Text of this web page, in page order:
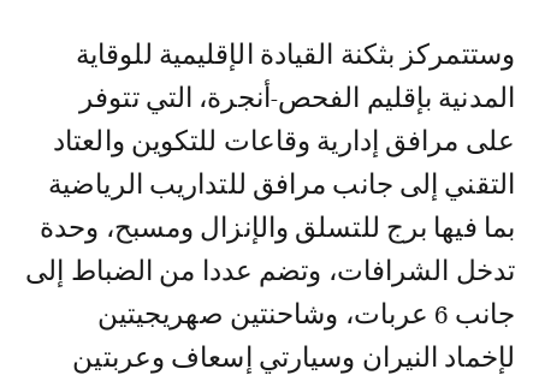
وستتمركز بثكنة القيادة الإقليمية للوقاية
المدنية بإقليم الفحص-أنجرة، التي تتوفر
على مرافق إدارية وقاعات للتكوين والعتاد
التقني إلى جانب مرافق للتداريب الرياضية
بما فيها برج للتسلق والإنزال ومسبح، وحدة
تدخل الشرافات، وتضم عددا من الضباط إلى
جانب 6 عربات، وشاحنتين صهريجيتين
لإخماد النيران وسيارتي إسعاف وعربتين